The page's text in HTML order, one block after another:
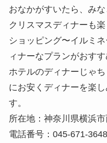
おなかがすいたら、み
クリスマスディナーも楽
ショッピング〜イルミ
ィナーなプランがおすす
ホテルのディナーじゃ
にお安くディナーを楽
す。
所在地：神奈川県横浜
電話番号：045-671-3648